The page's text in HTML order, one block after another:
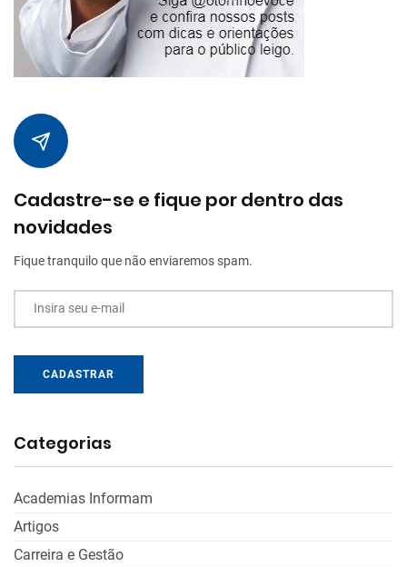
Cadastre-se e fique por dentro das
novidades
Fique tranquilo que não enviaremos spam.
Insira seu e-mail
CADASTRAR
Categorias
Academias Informam
Artigos
Carreira e Gestão